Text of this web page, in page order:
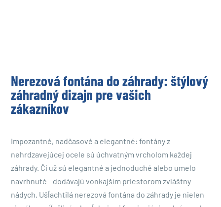
Nerezová fontána do záhrady: štýlový
záhradný dizajn pre vašich
zákazníkov
Impozantné, nadčasové a elegantné: fontány z
nehrdzavejúcej ocele sú úchvatným vrcholom každej
záhrady. Či už sú elegantné a jednoduché alebo umelo
navrhnuté - dodávajú vonkajším priestorom zvláštny
nádych. Ušľachtilá nerezová fontána do záhrady je nielen